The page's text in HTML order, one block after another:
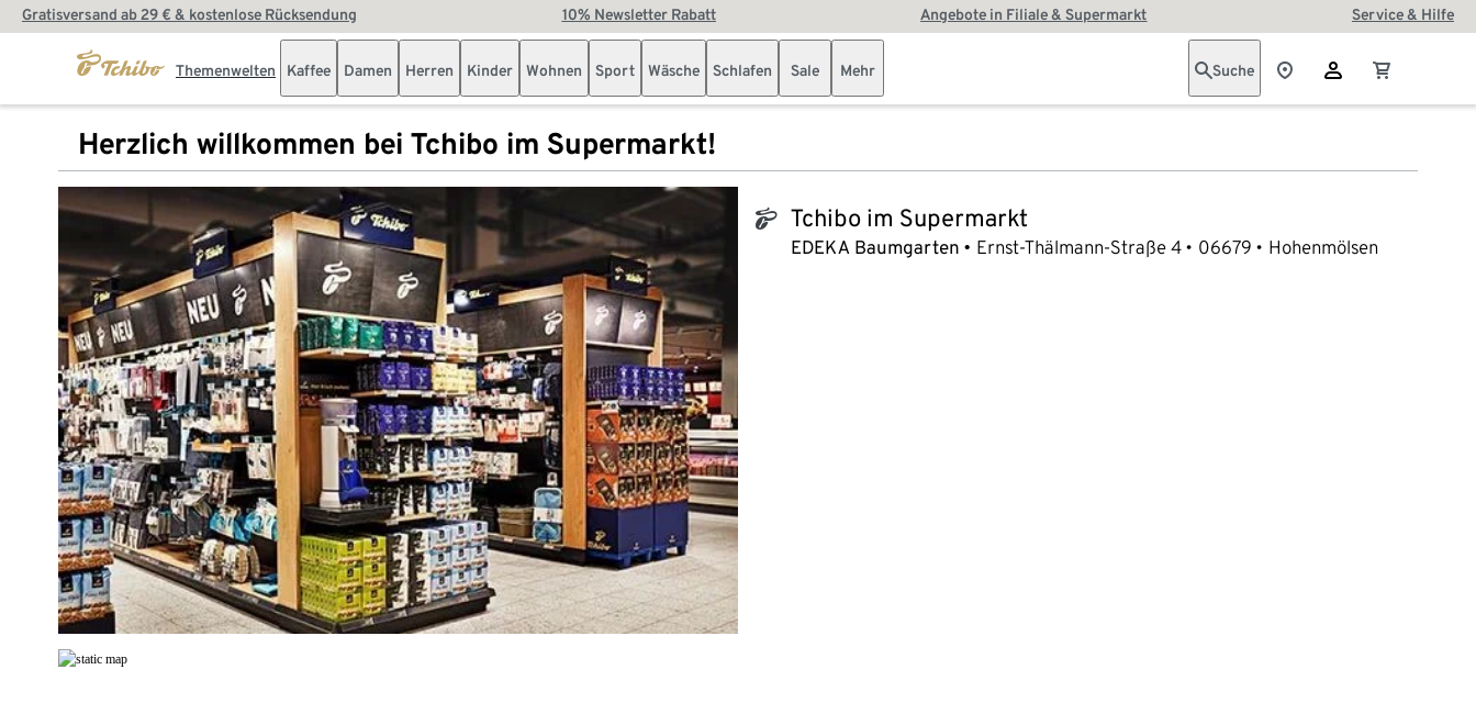
Gratisversand ab 29 € & kostenlose Rücksendung 10% Newsletter Rabatt Angebote in Filiale & Supermarkt Service & Hilfe
Themenwelten Kaffee Damen Herren Kinder Wohnen Sport Wäsche Schlafen Sale Mehr Suche
Herzlich willkommen bei Tchibo im Supermarkt!
tchibo_logo Tchibo im Supermarkt
EDEKA Baumgarten Ernst-Thälmann-Straße 4 06679 Hohenmölsen